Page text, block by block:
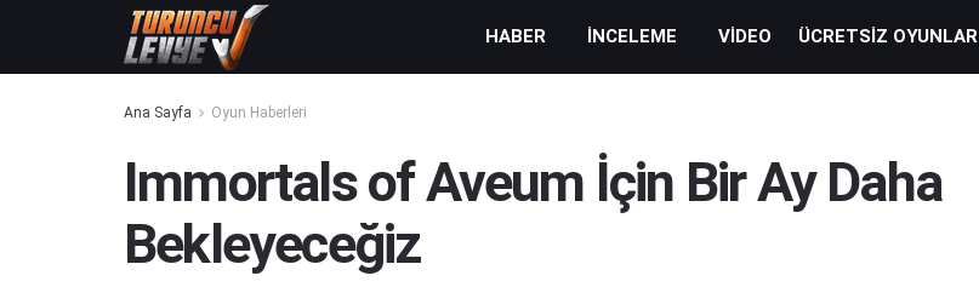
HABER İNCELEME VIDEO ÜCRETSIZ OYUNLAR
Ana Sayfa Oyun Haberleri
Immortals of Aveum İçin Bir Ay Daha
Bekleyeceğiz